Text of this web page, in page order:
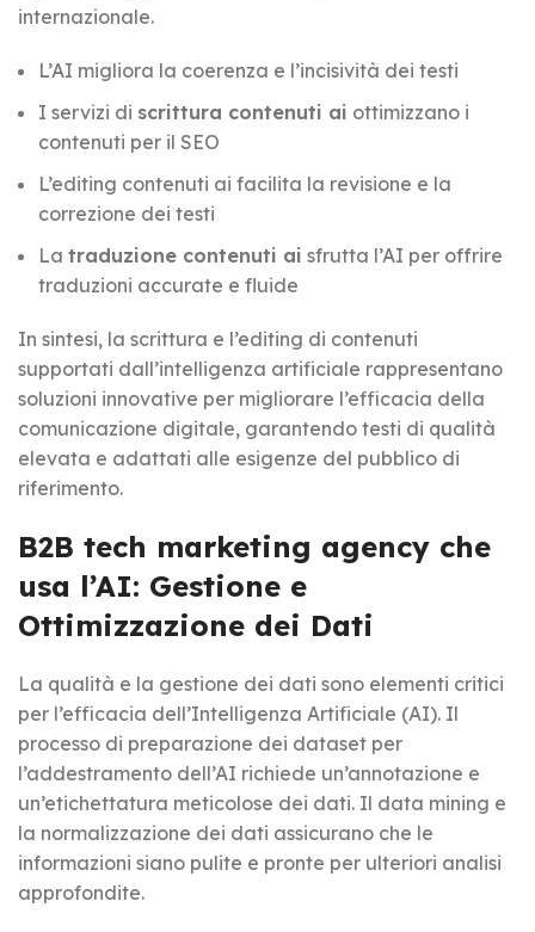
internazionale.
L’AI migliora la coerenza e l’incisività dei testi
I servizi di scrittura contenuti ai ottimizzano i
contenuti per il SEO
L’editing contenuti ai facilita la revisione e la
correzione dei testi
La traduzione contenuti ai sfrutta l’AI per offrire
traduzioni accurate e fluide
In sintesi, la scrittura e l’editing di contenuti
supportati dall’intelligenza artificiale rappresentano
soluzioni innovative per migliorare l’efficacia della
comunicazione digitale, garantendo testi di qualità
elevata e adattati alle esigenze del pubblico di
riferimento.
B2B tech marketing agency che
usa l’AI: Gestione e
Ottimizzazione dei Dati
La qualità e la gestione dei dati sono elementi critici
per l’efficacia dell’Intelligenza Artificiale (AI). Il
processo di preparazione dei dataset per
l’addestramento dell’AI richiede un’annotazione e
un’etichettatura meticolose dei dati. Il data mining e
la normalizzazione dei dati assicurano che le
informazioni siano pulite e pronte per ulteriori analisi
approfondite.